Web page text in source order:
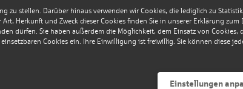
zu stellen. Darüber hinaus verwenden wir Cookies, die lediglich zu
Herkunft und Zweck dieser Cookies finden Sie in unserer Erklärung zum
dürfen. Sie haben außerdem die Möglichkeit, dem Einsatz von
Cookies ein. Ihre Einwilligung ist freiwillig. Sie können diese
Einstellungen